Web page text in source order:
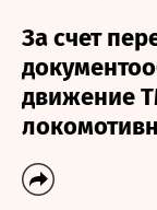
За счет
движение